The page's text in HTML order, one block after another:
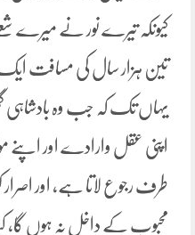
کیونکہ تیرے نور نے میرے
تین ہزار سال کی مسافت
یہاں تک کہ جب وہ بادشاہی
اپنی عقل وارادے اور اپنے
طرف رجوع لاتا ہے، اور
محبوب کے داخل نہ ہوں گا، کیا تو